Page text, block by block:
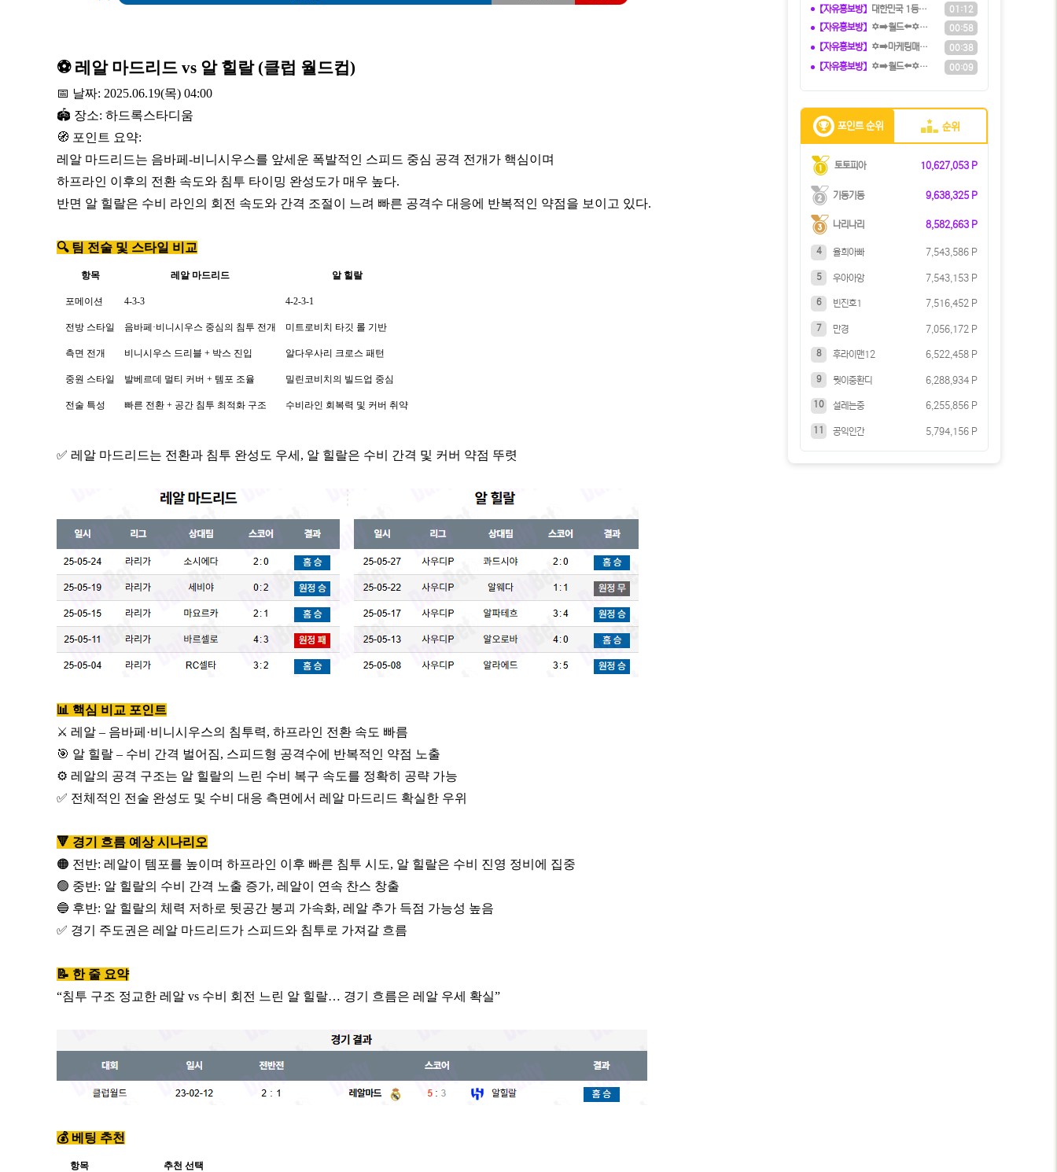
【자유홍보방】 ️대한민국️ 1등 토토 카지노 솔루션 01:12
【자유홍보방】 ✡️➡️월드⬅️✡️ 5+3ㅣ10+5ㅣ 00:58
【자유홍보방】 ✡️➡️마케팅매니아⬅️✡️ 커뮤니티 00:38
【자유홍보방】 ✡️➡️월드⬅️✡️ 5+3ㅣ10+5ㅣ 00:09
포인트 순위 순위
토토피아 10,627,053 P
기동기동 9,638,325 P
나리나리 8,582,663 P
4 율희아빠 7,543,586 P
5 우아아앙 7,543,153 P
6 빈진호1 7,516,452 P
7 만경 7,056,172 P
8 후라이맨12 6,522,458 P
9 뭣이중환디 6,288,934 P
10 설레는중 6,255,856 P
11 공익인간 5,794,156 P
⚽️ 레알 마드리드 vs 알 힐랄 (클럽 월드컵)
📅 날짜: 2025.06.19(목) 04:00
🏟 장소: 하드록스타디움
🧭 포인트 요약:
레알 마드리드는 음바페-비니시우스를 앞세운 폭발적인 스피드 중심 공격 전개가 핵심이며
하프라인 이후의 전환 속도와 침투 타이밍 완성도가 매우 높다.
반면 알 힐랄은 수비 라인의 회전 속도와 간격 조절이 느려 빠른 공격수 대응에 반복적인 약점을 보이고 있다.
🔍 팀 전술 및 스타일 비교
항목 레알 마드리드 알 힐랄
포메이션 4-3-3 4-2-3-1
전방 스타일 음바페·비니시우스 중심의 침투 전개 미트로비치 타깃 롤 기반
측면 전개 비니시우스 드리블 + 박스 진입 알다우사리 크로스 패턴
중원 스타일 발베르데 멀티 커버 + 템포 조율 밀린코비치의 빌드업 중심
전술 특성 빠른 전환 + 공간 침투 최적화 구조 수비라인 회복력 및 커버 취약
✅ 레알 마드리드는 전환과 침투 완성도 우세, 알 힐랄은 수비 간격 및 커버 약점 뚜렷
📊 핵심 비교 포인트
⚔️ 레알 – 음바페·비니시우스의 침투력, 하프라인 전환 속도 빠름
🎯 알 힐랄 – 수비 간격 벌어짐, 스피드형 공격수에 반복적인 약점 노출
⚙️ 레알의 공격 구조는 알 힐랄의 느린 수비 복구 속도를 정확히 공략 가능
✅ 전체적인 전술 완성도 및 수비 대응 측면에서 레알 마드리드 확실한 우위
🔻 경기 흐름 예상 시나리오
🟠 전반: 레알이 템포를 높이며 하프라인 이후 빠른 침투 시도, 알 힐랄은 수비 진영 정비에 집중
🟢 중반: 알 힐랄의 수비 간격 노출 증가, 레알이 연속 찬스 창출
🔵 후반: 알 힐랄의 체력 저하로 뒷공간 붕괴 가속화, 레알 추가 득점 가능성 높음
✅ 경기 주도권은 레알 마드리드가 스피드와 침투로 가져갈 흐름
📝 한 줄 요약
“침투 구조 정교한 레알 vs 수비 회전 느린 알 힐랄… 경기 흐름은 레알 우세 확실”
💰 베팅 추천
항목 추천 선택